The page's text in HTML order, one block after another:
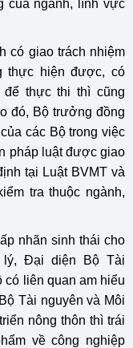
của ngành, lĩnh vực
có giao trách nhiệm
thực hiện được, có
để thực thi thì cũng
đó, Bộ trưởng đồng
các Bộ trong việc
pháp luật được giao
tại Luật BVMT và
tra thuộc ngành,
nhãn sinh thái cho
lý, Đại diện Bộ Tài
có liên quan am hiểu
Tài nguyên và Môi
nông thôn thì trái
về công nghiệp